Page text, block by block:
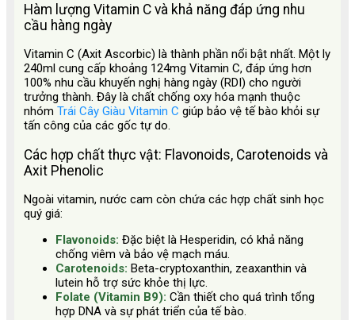
Hàm lượng Vitamin C và khả năng đáp ứng nhu
cầu hàng ngày
Vitamin C (Axit Ascorbic) là thành phần nổi bật nhất. Một ly
240ml cung cấp khoảng 124mg Vitamin C, đáp ứng hơn
100% nhu cầu khuyến nghị hàng ngày (RDI) cho người
trưởng thành. Đây là chất chống oxy hóa mạnh thuộc
nhóm Trái Cây Giàu Vitamin C giúp bảo vệ tế bào khỏi sự
tấn công của các gốc tự do.
Các hợp chất thực vật: Flavonoids, Carotenoids và
Axit Phenolic
Ngoài vitamin, nước cam còn chứa các hợp chất sinh học
quý giá:
Flavonoids: Đặc biệt là Hesperidin, có khả năng
chống viêm và bảo vệ mạch máu.
Carotenoids: Beta-cryptoxanthin, zeaxanthin và
lutein hỗ trợ sức khỏe thị lực.
Folate (Vitamin B9): Cần thiết cho quá trình tổng
hợp DNA và sự phát triển của tế bào.